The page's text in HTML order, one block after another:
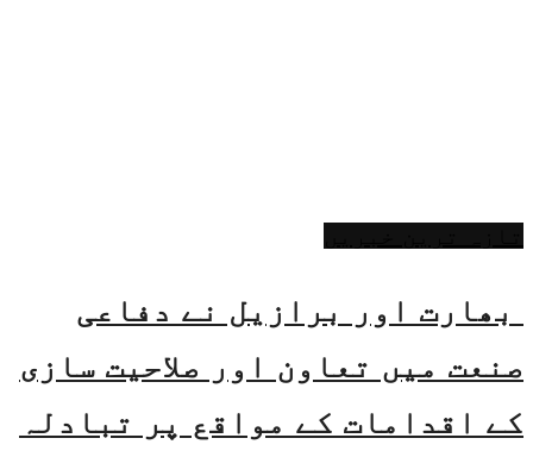
بھارت اور برازیل نے دفاعی
صنعت میں تعاون اور صلاحیت سازی
کے اقدامات کے مواقع پر تبادلہ